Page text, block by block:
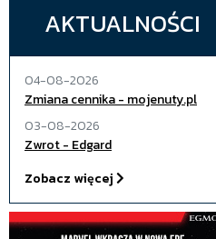
AKTUALNOŚCI
04-08-2026
Zmiana cennika - mojenuty.pl
03-08-2026
Zwrot - Edgard
Zobacz więcej